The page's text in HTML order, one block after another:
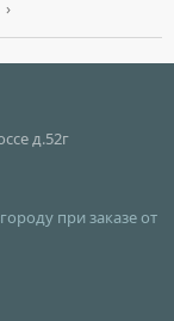
›
д.52г
при заказе от